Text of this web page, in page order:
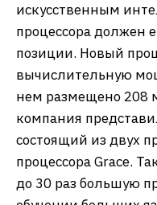
искусственным
процессора должен
позиции. Новый
вычислительную
нем размещено 208
компания
состоящий из двух
процессора Grace.
до 30 раз большую